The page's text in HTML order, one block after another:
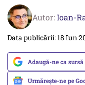
Autor:Ioan-
Data publicării: 18 Iun
Adaugă-ne ca
Urmărește-ne pe